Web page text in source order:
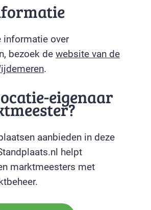
informatie over
bezoek de website van de
.
eigenaar
aanbieden in deze
helpt
marktmeesters met